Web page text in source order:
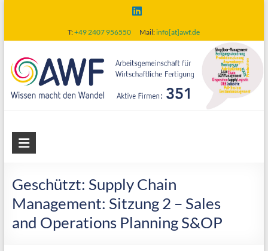
content
T:+49 2407 956550 Mail:info[at]awf.de
AWF
wirtschaftliche
Fertigung
Geschützt: Supply Chain
Management: Sitzung 2 – Sales
and Operations Planning S&OP